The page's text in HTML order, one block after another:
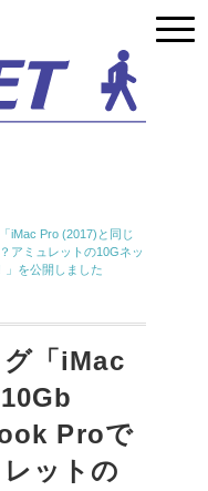
iMac Pro (2017)と同じ
アミュレットの10Gネッ
」を公開しました
「iMac
Proで
ットの